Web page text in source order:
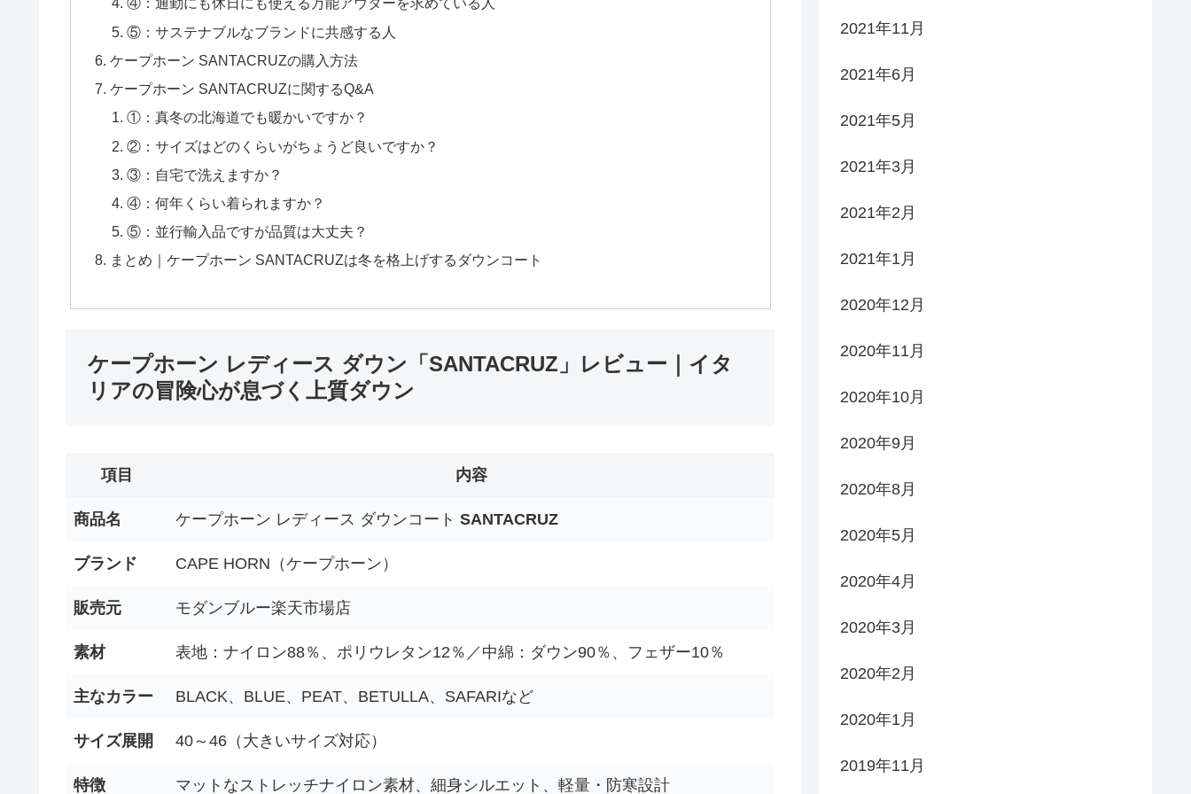
⑤：サステナブルなブランドに共感する人
ケープホーン SANTACRUZの購入方法
ケープホーン SANTACRUZに関するQ&A
①：真冬の北海道でも暖かいですか？
②：サイズはどのくらいがちょうど良いですか？
③：自宅で洗えますか？
④：何年くらい着られますか？
⑤：並行輸入品ですが品質は大丈夫？
まとめ｜ケープホーン SANTACRUZは冬を格上げするダウンコート
ケープホーン レディース ダウン「SANTACRUZ」レビュー｜イタ
リアの冒険心が息づく上質ダウン
項目 内容
商品名 ケープホーン レディース ダウンコート SANTACRUZ
ブランド CAPE HORN（ケープホーン）
販売元 モダンブルー楽天市場店
素材 表地：ナイロン88％、ポリウレタン12％／中綿：ダウン90％、フェザー10％
主なカラー BLACK、BLUE、PEAT、BETULLA、SAFARIなど
サイズ展開 40～46（大きいサイズ対応）
特徴 マットなストレッチナイロン素材、細身シルエット、軽量・防寒設計
2021年11月
2021年6月
2021年5月
2021年3月
2021年2月
2021年1月
2020年12月
2020年11月
2020年10月
2020年9月
2020年8月
2020年5月
2020年4月
2020年3月
2020年2月
2020年1月
2019年11月